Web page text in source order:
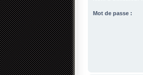
Mot de passe :